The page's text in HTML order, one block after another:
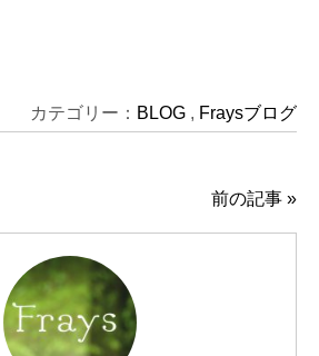
カテゴリー： BLOG , Fraysブログ
前の記事 »